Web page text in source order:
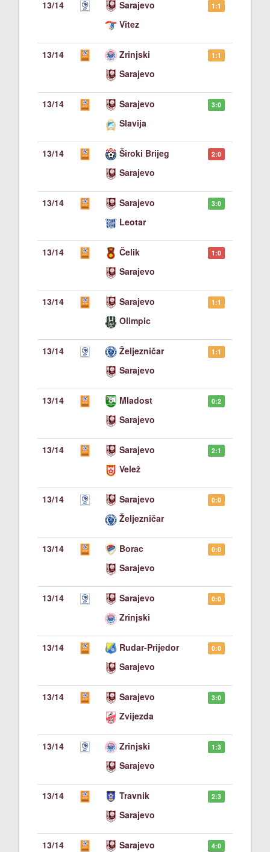
13/14
Sarajevo
Vitez
1:1
13/14
Zrinjski
Sarajevo
1:1
13/14
Sarajevo
Slavija
3:0
13/14
Široki Brijeg
Sarajevo
2:0
13/14
Sarajevo
Leotar
3:0
13/14
Čelik
Sarajevo
1:0
13/14
Sarajevo
Olimpic
1:1
13/14
Željezničar
Sarajevo
1:1
13/14
Mladost
Sarajevo
0:2
13/14
Sarajevo
Velež
2:1
13/14
Sarajevo
Željezničar
0:0
13/14
Borac
Sarajevo
0:0
13/14
Sarajevo
Zrinjski
0:0
13/14
Rudar-Prijedor
Sarajevo
0:0
13/14
Sarajevo
Zvijezda
3:0
13/14
Zrinjski
Sarajevo
1:3
13/14
Travnik
Sarajevo
2:3
13/14
Sarajevo
4:0